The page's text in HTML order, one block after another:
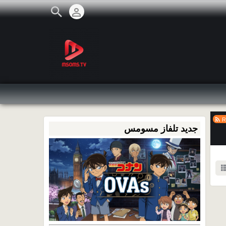
جديد تلفاز مسومس